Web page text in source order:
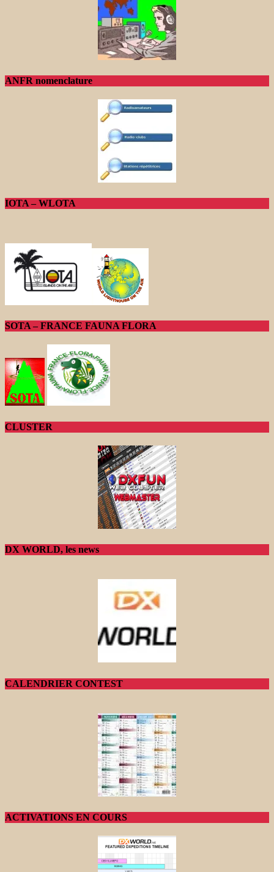
ANFR nomenclature
IOTA – WLOTA
SOTA – FRANCE FAUNA FLORA
CLUSTER
DX WORLD, les news
CALENDRIER CONTEST
ACTIVATIONS EN COURS